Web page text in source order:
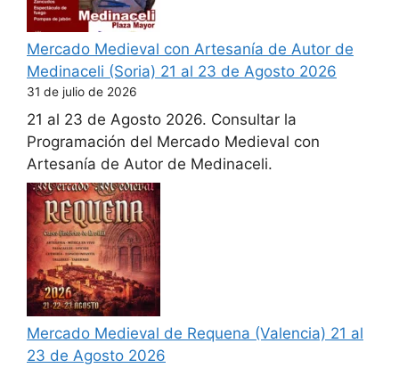
Mercado Medieval con Artesanía de Autor de
Medinaceli (Soria) 21 al 23 de Agosto 2026
31 de julio de 2026
21 al 23 de Agosto 2026. Consultar la
Programación del Mercado Medieval con
Artesanía de Autor de Medinaceli.
Mercado Medieval de Requena (Valencia) 21 al
23 de Agosto 2026